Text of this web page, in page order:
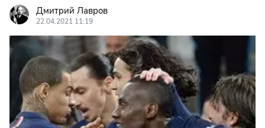
Дмитрий Лавров
22.04.2021 11:19